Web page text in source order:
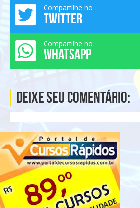
Compartilhe no
TWITTER
Compartilhe no
WHATSAPP
Deixe seu comentário: